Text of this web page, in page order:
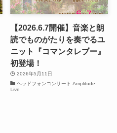
【2026.6.7開催】音楽と朗
読でものがたりを奏でるユ
ニット『コマンタレブー』
初登場！
2026年5月11日
ヘッドフォンコンサート Amplitude
Live